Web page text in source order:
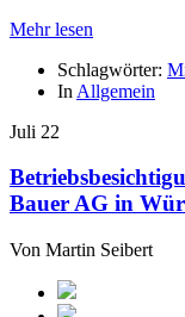
Mehr lesen
Schlagwörter:
In Allgemein
Juli 22
Bauer AG in
Von Martin Seibert